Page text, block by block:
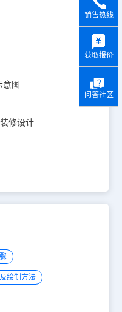
意图
修设计
绘制方法
销售热线
获取报价
问答社区